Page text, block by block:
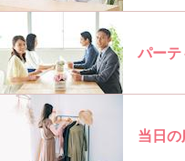
パー
当日